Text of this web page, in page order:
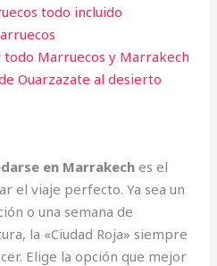
todo incluido
Marruecos y Marrakech
Ouarzazate al desierto
en Marrakech es el
el viaje perfecto. Ya sea un
o una semana de
la «Ciudad Roja» siempre
Elige la opción que mejor